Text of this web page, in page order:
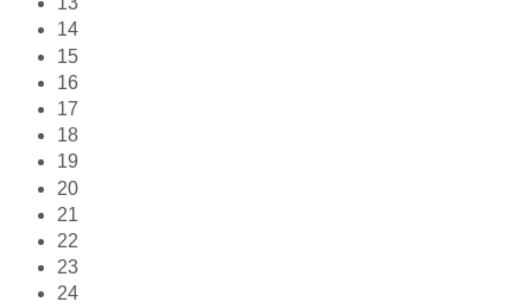
14
15
16
17
18
19
20
21
22
23
24